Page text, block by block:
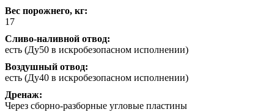
Вес порожнего, кг:
17
Сливо-наливной отвод:
есть (Ду50 в искробезопасном исполнении)
Воздушный отвод:
есть (Ду40 в искробезопасном исполнении)
Дренаж:
Через сборно-разборные угловые пластины